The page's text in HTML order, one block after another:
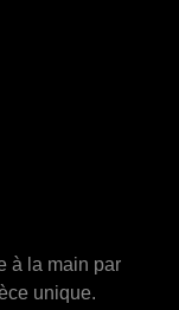
à la main par
unique.